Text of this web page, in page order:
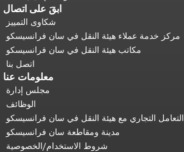
ابقَ على اتصال
شكاوى التمييز
مركز خدمة عملاء هيئة النقل في سان فرانسيسكو
مكاتب هيئة النقل في سان فرانسيسكو
اتصل بنا
معلومات عنا
مجلس إدارة
الوظائف
التعامل التجاري مع هيئة النقل في سان فرانسيسكو
مدينة ومقاطعة سان فرانسيسكو
شروط الاستخدام/الخصوصية